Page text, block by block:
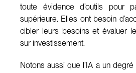
toute évidence d’outils pour
supérieure. Elles ont besoin
cibler leurs besoins et évaluer
sur investissement.
Notons aussi que l’IA a un degré